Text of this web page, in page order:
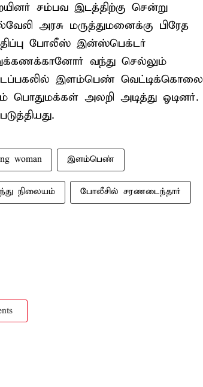
சம்பவ இடத்திற்கு சென்று
அரசு மருத்துமனைக்கு பிரேத
போலீஸ் இன்ஸ்பெக்டர்
வந்து செல்லும்
இளம்பெண் வெட்டிக்கொலை
பொதுமக்கள் அலறி அடித்து ஓடினர்.
woman இளம்பெண்
நிலையம் போலீசில் சரணடைந்தார்